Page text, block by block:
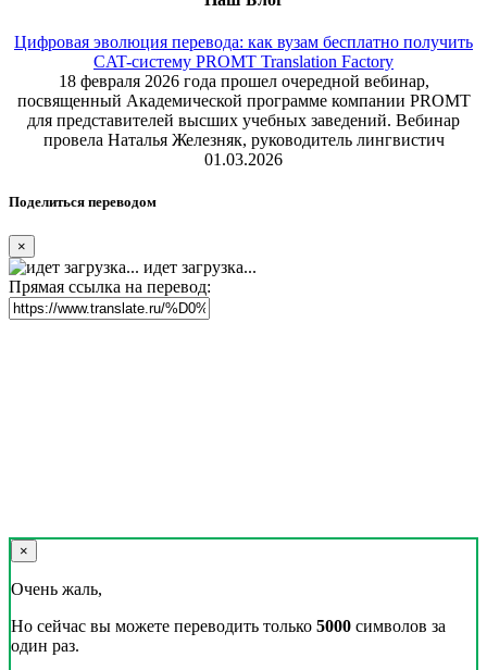
Цифровая эволюция перевода: как вузам бесплатно получить
CAT-систему PROMT Translation Factory
18 февраля 2026 года прошел очередной вебинар,
посвященный Академической программе компании PROMT
для представителей высших учебных заведений. Вебинар
провела Наталья Железняк, руководитель лингвистич
01.03.2026
Поделиться переводом
×
идет загрузка...
Прямая ссылка на перевод:
×
Очень жаль,
Но сейчас вы можете переводить только 5000 символов за
один раз.